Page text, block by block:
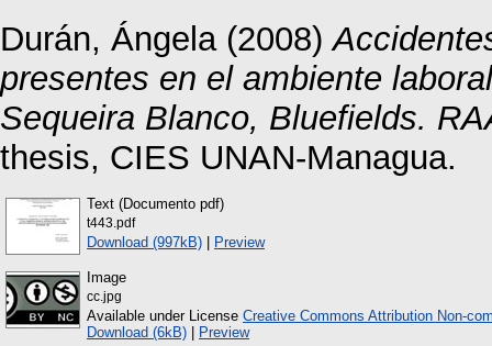
Durán, Ángela(2008)
presentes en el ambiente
Sequeira Blanco, Bluefields.
thesis, CIES UNAN-Managua.
Text (Documento pdf)
t443.pdf
Download (997kB) | Preview
Image
cc.jpg
Available under License Creative Commons Attribution Non-
Download (6kB) | Preview